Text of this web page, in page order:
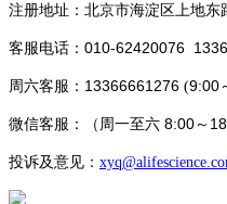
注册地址：北京市海淀区上地东
客服电话： 010-62420076
周六客服： 13366661276 (9:00
微信客服： （ 周一至六 8:00～
投诉及意见： xyq